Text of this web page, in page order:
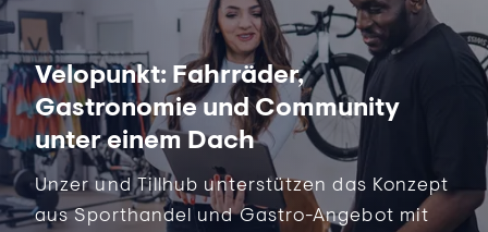
Velopunkt: Fahrräder,
Gastronomie und Community
unter einem Dach
Unzer und Tillhub unterstützen das Konzept
aus Sporthandel und Gastro-Angebot mit